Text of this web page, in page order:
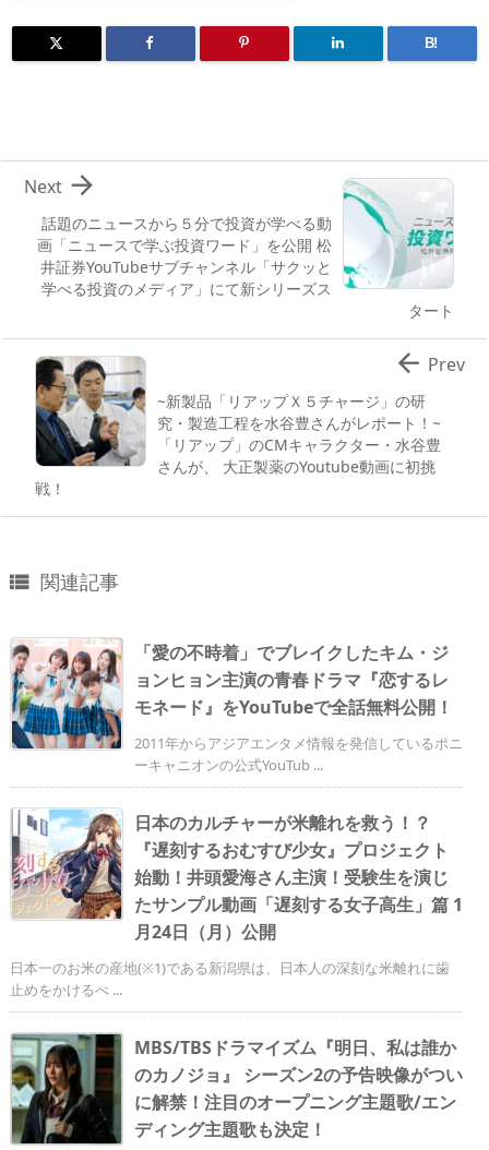
B!
話題のニュースから５分で投資が学べる動
画「ニュースで学ぶ投資ワード」を公開 松
井証券YouTubeサブチャンネル「サクッと
学べる投資のメディア」にて新シリーズス
タート

Next
~新製品「リアップＸ５チャージ」の研
究・製造工程を水谷豊さんがレポート！~
「リアップ」のCMキャラクター・水谷豊
さんが、 大正製薬のYoutube動画に初挑
戦！
 Prev
 関連記事
「愛の不時着」でブレイクしたキム・ジ
ョンヒョン主演の青春ドラマ『恋するレ
モネード』をYouTubeで全話無料公開！
2011年からアジアエンタメ情報を発信しているポニ
ーキャニオンの公式YouTub ...
日本のカルチャーが米離れを救う！？
『遅刻するおむすび少女』プロジェクト
始動！井頭愛海さん主演！受験生を演じ
たサンプル動画「遅刻する女子高生」篇 1
月24日（月）公開
日本一のお米の産地(※1)である新潟県は、日本人の深刻な米離れに歯
止めをかけるべ ...
MBS/TBSドラマイズム『明日、私は誰か
のカノジョ』 シーズン2の予告映像がつい
に解禁！注目のオープニング主題歌/エン
ディング主題歌も決定！